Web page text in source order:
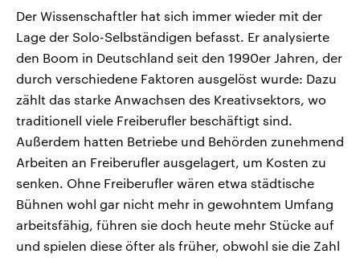
Der Wissenschaftler hat sich immer wieder mit der
Lage der Solo-Selbständigen befasst. Er analysierte
den Boom in Deutschland seit den 1990er Jahren, der
durch verschiedene Faktoren ausgelöst wurde: Dazu
zählt das starke Anwachsen des Kreativsektors, wo
traditionell viele Freiberufler beschäftigt sind.
Außerdem hatten Betriebe und Behörden zunehmend
Arbeiten an Freiberufler ausgelagert, um Kosten zu
senken. Ohne Freiberufler wären etwa städtische
Bühnen wohl gar nicht mehr in gewohntem Umfang
arbeitsfähig, führen sie doch heute mehr Stücke auf
und spielen diese öfter als früher, obwohl sie die Zahl